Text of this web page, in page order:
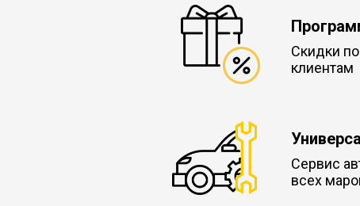
Скидки
клиентам
Сервис
всех